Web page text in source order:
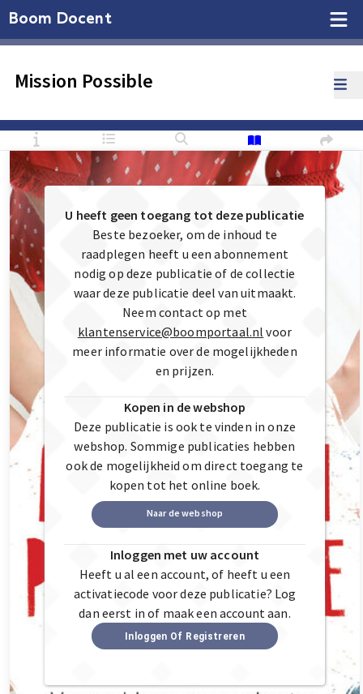
Boom Docent
Mission Possible
U heeft geen toegang tot deze publicatie
Beste bezoeker, om de inhoud te
raadplegen heeft u een abonnement
nodig op deze publicatie of de collectie
waar deze publicatie deel van uitmaakt.
Neem contact op met
klantenservice@boomportaal.nl voor
meer informatie over de mogelijkheden
en prijzen.
Kopen in de webshop
Deze publicatie is ook te vinden in onze
webshop. Sommige publicaties hebben
ook de mogelijkheid om direct toegang te
kopen tot het online boek.
Naar de webshop
Inloggen met uw account
Heeft u al een account, of heeft u een
activatiecode voor deze publicatie? Log
dan eerst in of maak een account aan.
Inloggen Of Registreren